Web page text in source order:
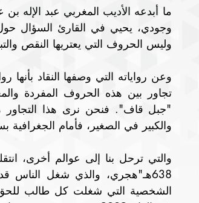
وليس الحروف التي يعتريها النقص
والكبير في الصغير، فأمام